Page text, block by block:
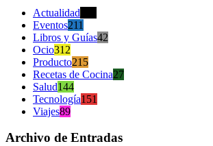
Actualidad
Eventos211
Libros y Guías42
Ocio312
Producto215
Recetas de Cocina27
Salud144
Tecnología151
Viajes89
Archivo de Entradas